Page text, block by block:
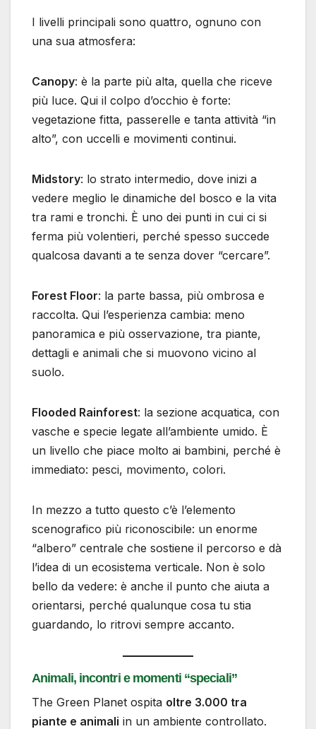
I livelli principali sono quattro, ognuno con
una sua atmosfera:
Canopy: è la parte più alta, quella che riceve
più luce. Qui il colpo d’occhio è forte:
vegetazione fitta, passerelle e tanta attività “in
alto”, con uccelli e movimenti continui.
Midstory: lo strato intermedio, dove inizi a
vedere meglio le dinamiche del bosco e la vita
tra rami e tronchi. È uno dei punti in cui ci si
ferma più volentieri, perché spesso succede
qualcosa davanti a te senza dover “cercare”.
Forest Floor: la parte bassa, più ombrosa e
raccolta. Qui l’esperienza cambia: meno
panoramica e più osservazione, tra piante,
dettagli e animali che si muovono vicino al
suolo.
Flooded Rainforest: la sezione acquatica, con
vasche e specie legate all’ambiente umido. È
un livello che piace molto ai bambini, perché è
immediato: pesci, movimento, colori.
In mezzo a tutto questo c’è l’elemento
scenografico più riconoscibile: un enorme
“albero” centrale che sostiene il percorso e dà
l’idea di un ecosistema verticale. Non è solo
bello da vedere: è anche il punto che aiuta a
orientarsi, perché qualunque cosa tu stia
guardando, lo ritrovi sempre accanto.
Animali, incontri e momenti “speciali”
The Green Planet ospita oltre 3.000 tra
piante e animali in un ambiente controllato.